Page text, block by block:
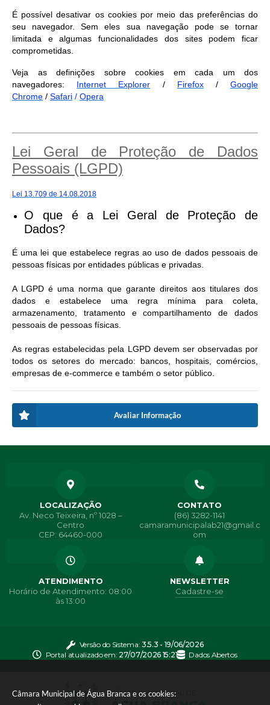
Câmara Municipal de Água Branca e os cookies:
É possível desativar os cookies por meio das preferências do
seu navegador. Sem eles sua navegação pode se tornar
limitada e algumas funcionalidades dos sites podem ficar
comprometidas.
Veja as definições sobre cookies em cada um dos
navegadores: Internet Explorer / Firefox/Google
Chrome / Safari / Opera
Lei Geral de Proteção de Dados
Pessoais (LGPD)
Lei 13.709 de 14.08.2018
O que é a Lei Geral de Proteção de
Dados?
É uma lei que estabelece regras ao uso de dados pessoais de
pessoas físicas por entidades públicas e privadas.
A LGPD é uma norma que garante direitos aos titulares dos
dados e estabelece uma regra mínima para coleta,
armazenamento, tratamento e compartilhamento de dados
pessoais de pessoas físicas.
As regras estabelecidas pela LGPD devem ser observadas por
todos os setores do mercado: bancos, hospitais, comércios,
empresas de e-commerce e também o setor público.
Avaliar Informação
LOCALIZAÇÃO
Av. Neco Teixeira, nº 1028 –
Centro
CEP: 64460-000
CONTATO
(86) 3282-1141
camaramunicipalab21@gmail.c
om
ATENDIMENTO
Horário de Atendimento: 08:00
às 13:00
NEWSLETTER
Cadastre-se
Versão do Sistema: 3.5.3 - 19/06/2026
Portal atualizado em: 27/07/2026 15:21 Dados Abertos